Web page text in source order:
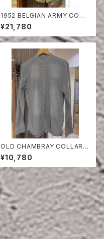
1952 BELGIAN ARMY COTT
ON SHORTS
¥21,780
OLD CHAMBRAY COLLARE
SS SHIRT
¥10,780